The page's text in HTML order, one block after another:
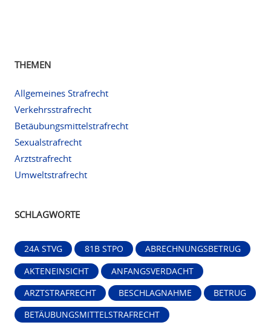
THEMEN
Allgemeines Strafrecht
Verkehrsstrafrecht
Betäubungsmittelstrafrecht
Sexualstrafrecht
Arztstrafrecht
Umweltstrafrecht
SCHLAGWORTE
24A STVG 81B STPO ABRECHNUNGSBETRUG
AKTENEINSICHT ANFANGSVERDACHT
ARZTSTRAFRECHT BESCHLAGNAHME BETRUG
BETÄUBUNGSMITTELSTRAFRECHT